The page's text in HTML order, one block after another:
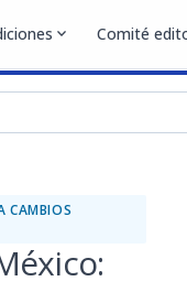
expand_more Comité
CAMBIOS